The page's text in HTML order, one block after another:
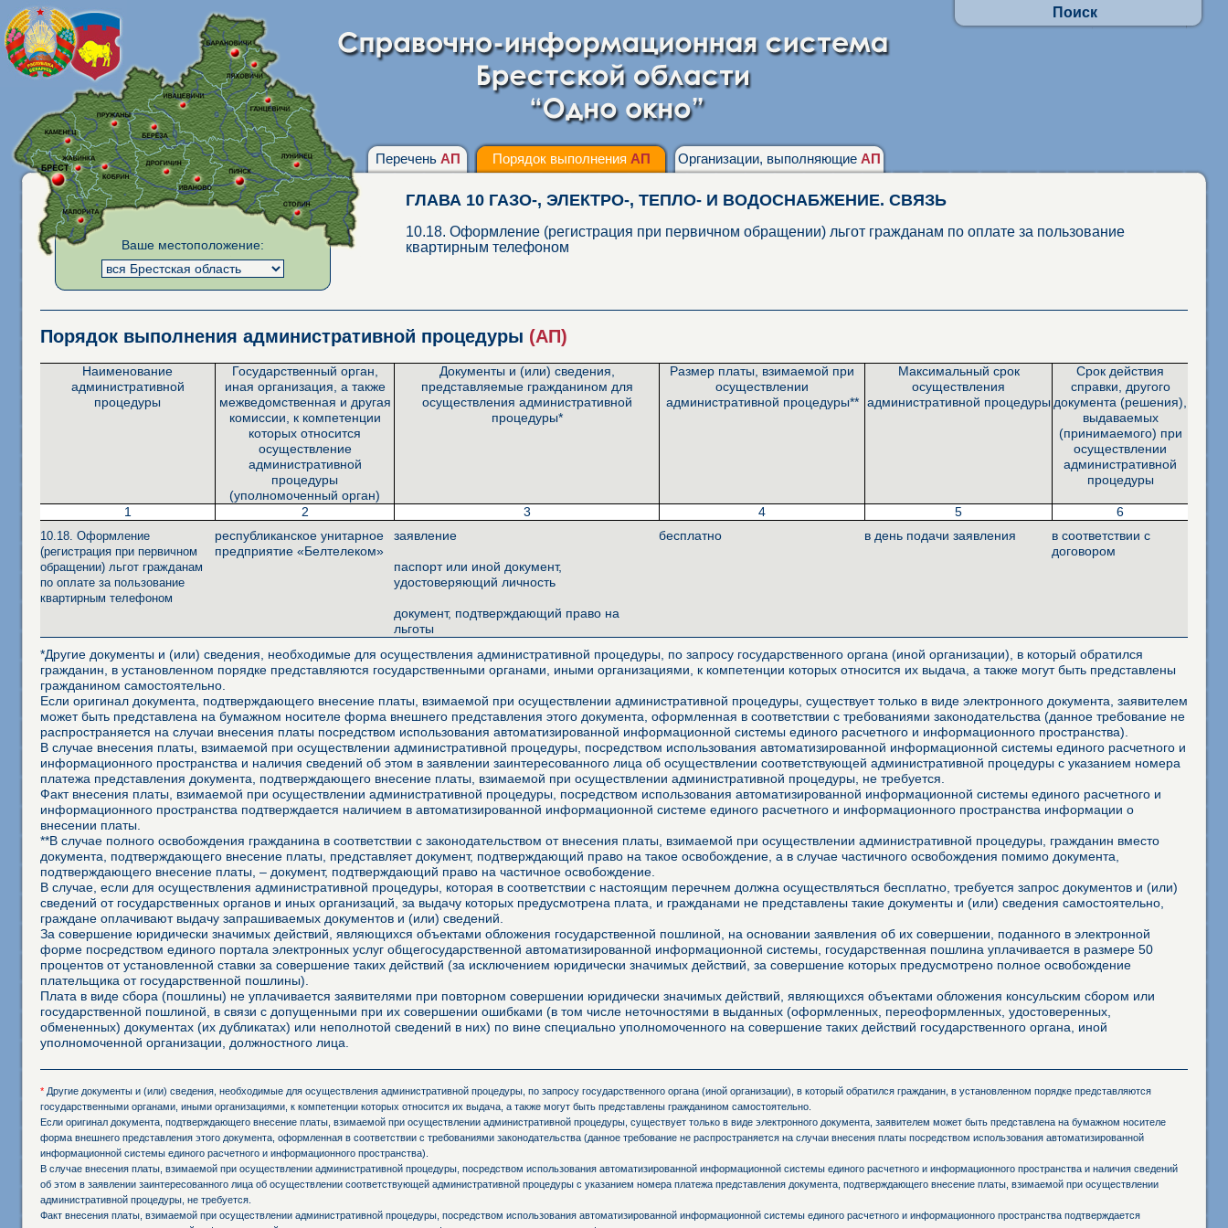
Ваше местоположение:
Поиск
Перечень АП Порядок выполнения АП Организации, выполняющие АП
ГЛАВА 10 ГАЗО-, ЭЛЕКТРО-, ТЕПЛО- И ВОДОСНАБЖЕНИЕ. СВЯЗЬ
10.18. Оформление (регистрация при первичном обращении) льгот гражданам по оплате за пользование
квартирным телефоном
Порядок выполнения административной процедуры (АП)
Наименование
административной
процедуры
Государственный орган,
иная организация, а также
межведомственная и другая
комиссии, к компетенции
которых относится
осуществление
административной
процедуры
(уполномоченный орган)
Документы и (или) сведения,
представляемые гражданином для
осуществления административной
процедуры*
Размер платы, взимаемой при
осуществлении
административной процедуры**
Максимальный срок
осуществления
административной процедуры
Срок действия
справки, другого
документа (решения),
выдаваемых
(принимаемого) при
осуществлении
административной
процедуры
1 2 3 4 5 6
10.18. Оформление
(регистрация при первичном
обращении) льгот гражданам
по оплате за пользование
квартирным телефоном
республиканское унитарное
предприятие «Белтелеком»
заявление
паспорт или иной документ,
удостоверяющий личность
документ, подтверждающий право на
льготы
бесплатно в день подачи заявления
в соответствии с
договором
*Другие документы и (или) сведения, необходимые для осуществления административной процедуры, по запросу государственного органа (иной организации), в который обратился
гражданин, в установленном порядке представляются государственными органами, иными организациями, к компетенции которых относится их выдача, а также могут быть представлены
гражданином самостоятельно.
Если оригинал документа, подтверждающего внесение платы, взимаемой при осуществлении административной процедуры, существует только в виде электронного документа, заявителем
может быть представлена на бумажном носителе форма внешнего представления этого документа, оформленная в соответствии с требованиями законодательства (данное требование не
распространяется на случаи внесения платы посредством использования автоматизированной информационной системы единого расчетного и информационного пространства).
В случае внесения платы, взимаемой при осуществлении административной процедуры, посредством использования автоматизированной информационной системы единого расчетного и
информационного пространства и наличия сведений об этом в заявлении заинтересованного лица об осуществлении соответствующей административной процедуры с указанием номера
платежа представления документа, подтверждающего внесение платы, взимаемой при осуществлении административной процедуры, не требуется.
Факт внесения платы, взимаемой при осуществлении административной процедуры, посредством использования автоматизированной информационной системы единого расчетного и
информационного пространства подтверждается наличием в автоматизированной информационной системе единого расчетного и информационного пространства информации о
внесении платы.
**В случае полного освобождения гражданина в соответствии с законодательством от внесения платы, взимаемой при осуществлении административной процедуры, гражданин вместо
документа, подтверждающего внесение платы, представляет документ, подтверждающий право на такое освобождение, а в случае частичного освобождения помимо документа,
подтверждающего внесение платы, – документ, подтверждающий право на частичное освобождение.
В случае, если для осуществления административной процедуры, которая в соответствии с настоящим перечнем должна осуществляться бесплатно, требуется запрос документов и (или)
сведений от государственных органов и иных организаций, за выдачу которых предусмотрена плата, и гражданами не представлены такие документы и (или) сведения самостоятельно,
граждане оплачивают выдачу запрашиваемых документов и (или) сведений.
За совершение юридически значимых действий, являющихся объектами обложения государственной пошлиной, на основании заявления об их совершении, поданного в электронной
форме посредством единого портала электронных услуг общегосударственной автоматизированной информационной системы, государственная пошлина уплачивается в размере 50
процентов от установленной ставки за совершение таких действий (за исключением юридически значимых действий, за совершение которых предусмотрено полное освобождение
плательщика от государственной пошлины).
Плата в виде сбора (пошлины) не уплачивается заявителями при повторном совершении юридически значимых действий, являющихся объектами обложения консульским сбором или
государственной пошлиной, в связи с допущенными при их совершении ошибками (в том числе неточностями в выданных (оформленных, переоформленных, удостоверенных,
обмененных) документах (их дубликатах) или неполнотой сведений в них) по вине специально уполномоченного на совершение таких действий государственного органа, иной
уполномоченной организации, должностного лица.
* Другие документы и (или) сведения, необходимые для осуществления административной процедуры, по запросу государственного органа (иной организации), в который обратился гражданин, в установленном порядке представляются
государственными органами, иными организациями, к компетенции которых относится их выдача, а также могут быть представлены гражданином самостоятельно.
Если оригинал документа, подтверждающего внесение платы, взимаемой при осуществлении административной процедуры, существует только в виде электронного документа, заявителем может быть представлена на бумажном носителе
форма внешнего представления этого документа, оформленная в соответствии с требованиями законодательства (данное требование не распространяется на случаи внесения платы посредством использования автоматизированной
информационной системы единого расчетного и информационного пространства).
В случае внесения платы, взимаемой при осуществлении административной процедуры, посредством использования автоматизированной информационной системы единого расчетного и информационного пространства и наличия сведений
об этом в заявлении заинтересованного лица об осуществлении соответствующей административной процедуры с указанием номера платежа представления документа, подтверждающего внесение платы, взимаемой при осуществлении
административной процедуры, не требуется.
Факт внесения платы, взимаемой при осуществлении административной процедуры, посредством использования автоматизированной информационной системы единого расчетного и информационного пространства подтверждается